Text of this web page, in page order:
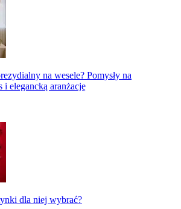
na wesele? Pomysły na
i elegancką aranżację
dla niej wybrać?